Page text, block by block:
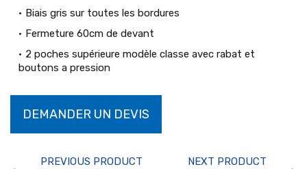
Biais gris sur toutes les bordures
Fermeture 60cm de devant
2 poches supérieure modèle classe avec rabat et
boutons a pression
DEMANDER UN DEVIS
PREVIOUS PRODUCT NEXT PRODUCT